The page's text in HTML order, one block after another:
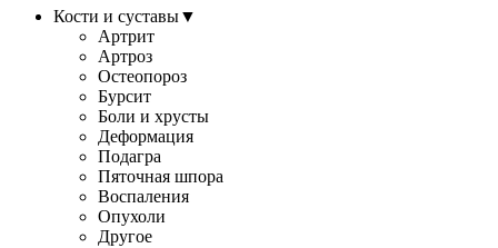
Кости и суставы▼
Артрит
Артроз
Остеопороз
Бурсит
Боли и хрусты
Деформация
Подагра
Пяточная шпора
Воспаления
Опухоли
Другое